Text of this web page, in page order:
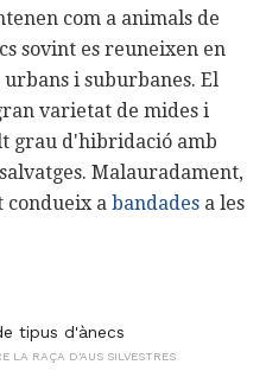
com a animals de
sovint es reuneixen en
i suburbanes. El
varietat de mides i
grau d'hibridació amb
Malauradament,
condueix a bandades a les
tipus d'ànecs
LA RAÇA D'AUS SILVESTRES